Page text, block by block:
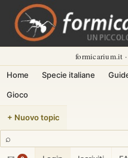
formicarium.it ·
Home Specie italiane
Gioco
+ Nuovo topic
⌕